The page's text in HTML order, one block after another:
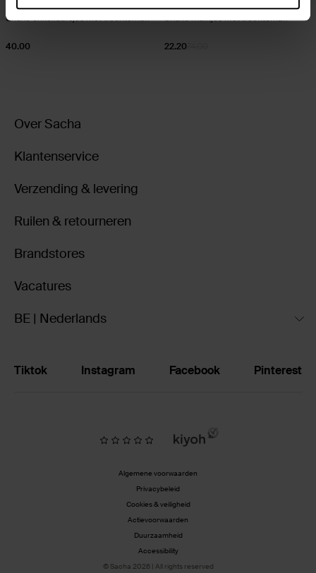
Snake enkellaarsjes met trechterhak
40.00
Snake muiltjes met trechterhak
22.20
Over Sacha
Klantenservice
Verzending & levering
Ruilen & retourneren
Brandstores
Vacatures
BE | Nederlands
Tiktok Instagram Facebook Pinterest
Algemene voorwaarden
Privacybeleid
Cookies & veiligheid
Actievoorwaarden
Duurzaamheid
Accessibility
© Sacha 2026 | All rights reserved